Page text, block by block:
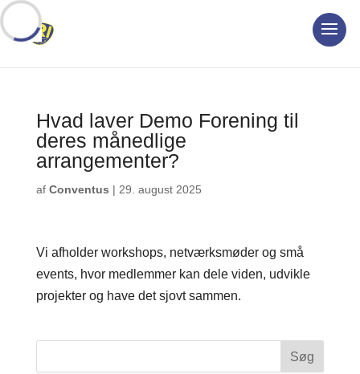
Hvad laver Demo Forening til
deres månedlige
arrangementer?
af Conventus | 29. august 2025
Vi afholder workshops, netværksmøder og små
events, hvor medlemmer kan dele viden, udvikle
projekter og have det sjovt sammen.
Søg